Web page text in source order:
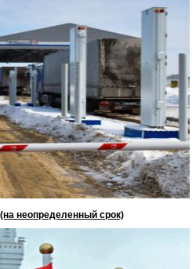
неопределенный срок)